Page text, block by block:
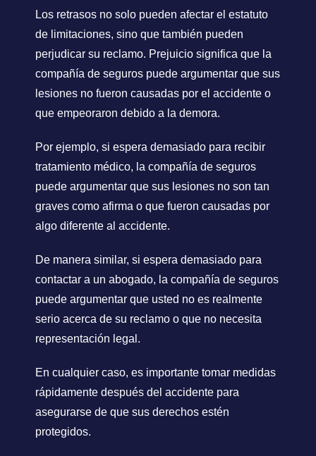
Los retrasos no solo pueden afectar el estatuto
de limitaciones, sino que también pueden
perjudicar su reclamo. Prejuicio significa que la
compañía de seguros puede argumentar que sus
lesiones no fueron causadas por el accidente o
que empeoraron debido a la demora.
Por ejemplo, si espera demasiado para recibir
tratamiento médico, la compañía de seguros
puede argumentar que sus lesiones no son tan
graves como afirma o que fueron causadas por
algo diferente al accidente.
De manera similar, si espera demasiado para
contactar a un abogado, la compañía de seguros
puede argumentar que usted no es realmente
serio acerca de su reclamo o que no necesita
representación legal.
En cualquier caso, es importante tomar medidas
rápidamente después del accidente para
asegurarse de que sus derechos estén
protegidos.